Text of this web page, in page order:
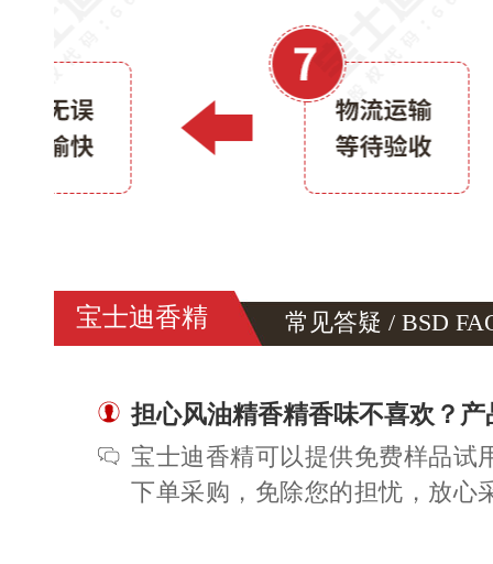
宝士迪香精 常见答疑 / BSD
担心风油精香精香味不喜欢？产
宝士迪香精可以提供免费样品试
下单采购，免除您的担忧，放心